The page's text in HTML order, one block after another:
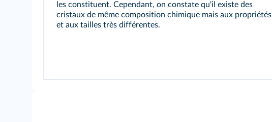
les constituent. Cependant, on constate qu'il existe des
cristaux de même composition chimique mais aux propriétés
et aux tailles très différentes.